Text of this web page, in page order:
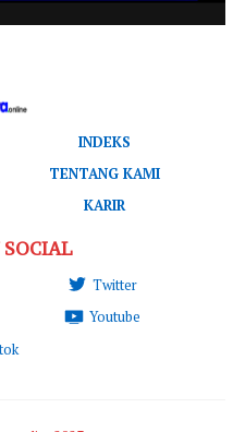
INDEKS
TENTANG KAMI
KARIR
Twitter
Youtube